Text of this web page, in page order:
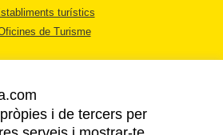
turístics
de Turisme
i de tercers per